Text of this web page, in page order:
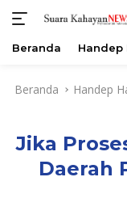
Beranda Handep
Beranda Handep
Jika
Daerah